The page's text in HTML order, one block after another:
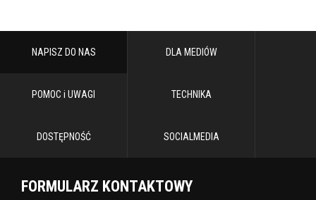
NAPISZ DO NAS DLA MEDIÓW
POMOC i UWAGI TECHNIKA
DOSTĘPNOŚĆ SOCIALMEDIA
FORMULARZ KONTAKTOWY